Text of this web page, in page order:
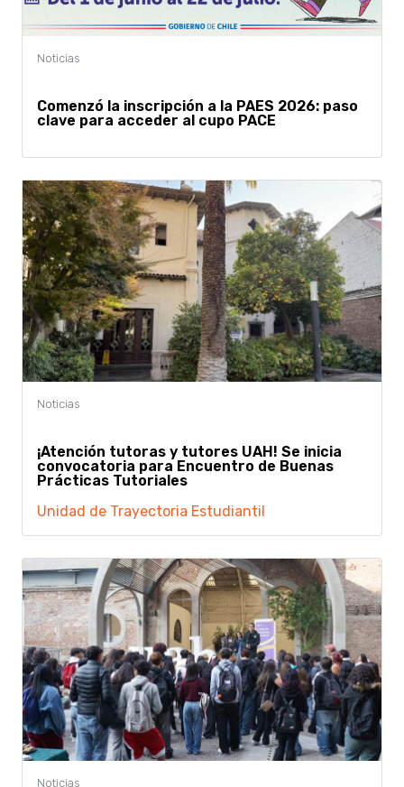
Comenzó la inscripción a la PAES 2026: paso
clave para acceder al cupo PACE
¡Atención tutoras y tutores UAH! Se inicia
convocatoria para Encuentro de Buenas
Prácticas Tutoriales
Unidad de Trayectoria Estudiantil